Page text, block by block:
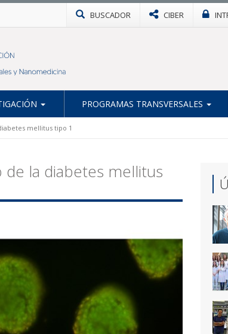
BUSCADOR CIBER
PROGRAMAS TRANSVERSALES
mellitus tipo 1
la diabetes mellitus